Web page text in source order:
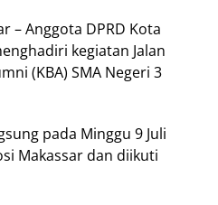
– Anggota DPRD Kota
kegiatan Jalan
(KBA) SMA Negeri 3
pada Minggu 9 Juli
Makassar dan diikuti